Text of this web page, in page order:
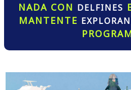
NADA CON DELFINES
MANTENTE